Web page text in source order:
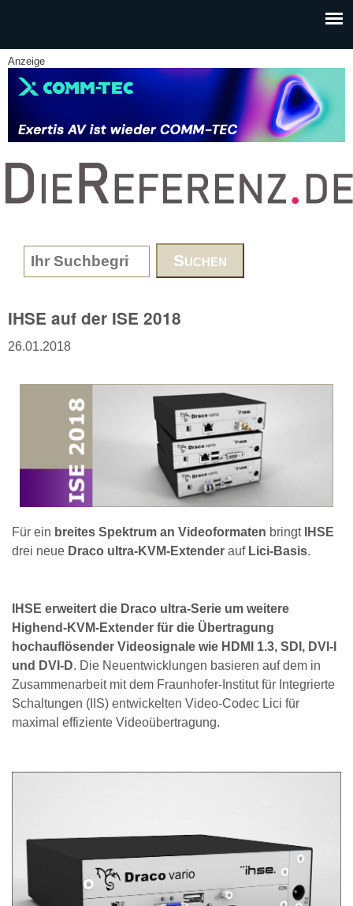
Anzeige
www.DieReferenz.de
Search form
IHSE auf der ISE 2018
26.01.2018
Für ein breites Spektrum an Videoformaten bringt IHSE
drei neue Draco ultra-KVM-Extender aufLici-Basis.
IHSE erweitert die Draco ultra-Serie um weitere
Highend-KVM-Extender für die Übertragung
hochauflösender Videosignale wie HDMI 1.3, SDI, DVI-I
und DVI-D. Die Neuentwicklungen basieren auf dem in
Zusammenarbeit mit dem Fraunhofer-Institut für Integrierte
Schaltungen (IIS) entwickelten Video-Codec Lici für
maximal effiziente Videoübertragung.